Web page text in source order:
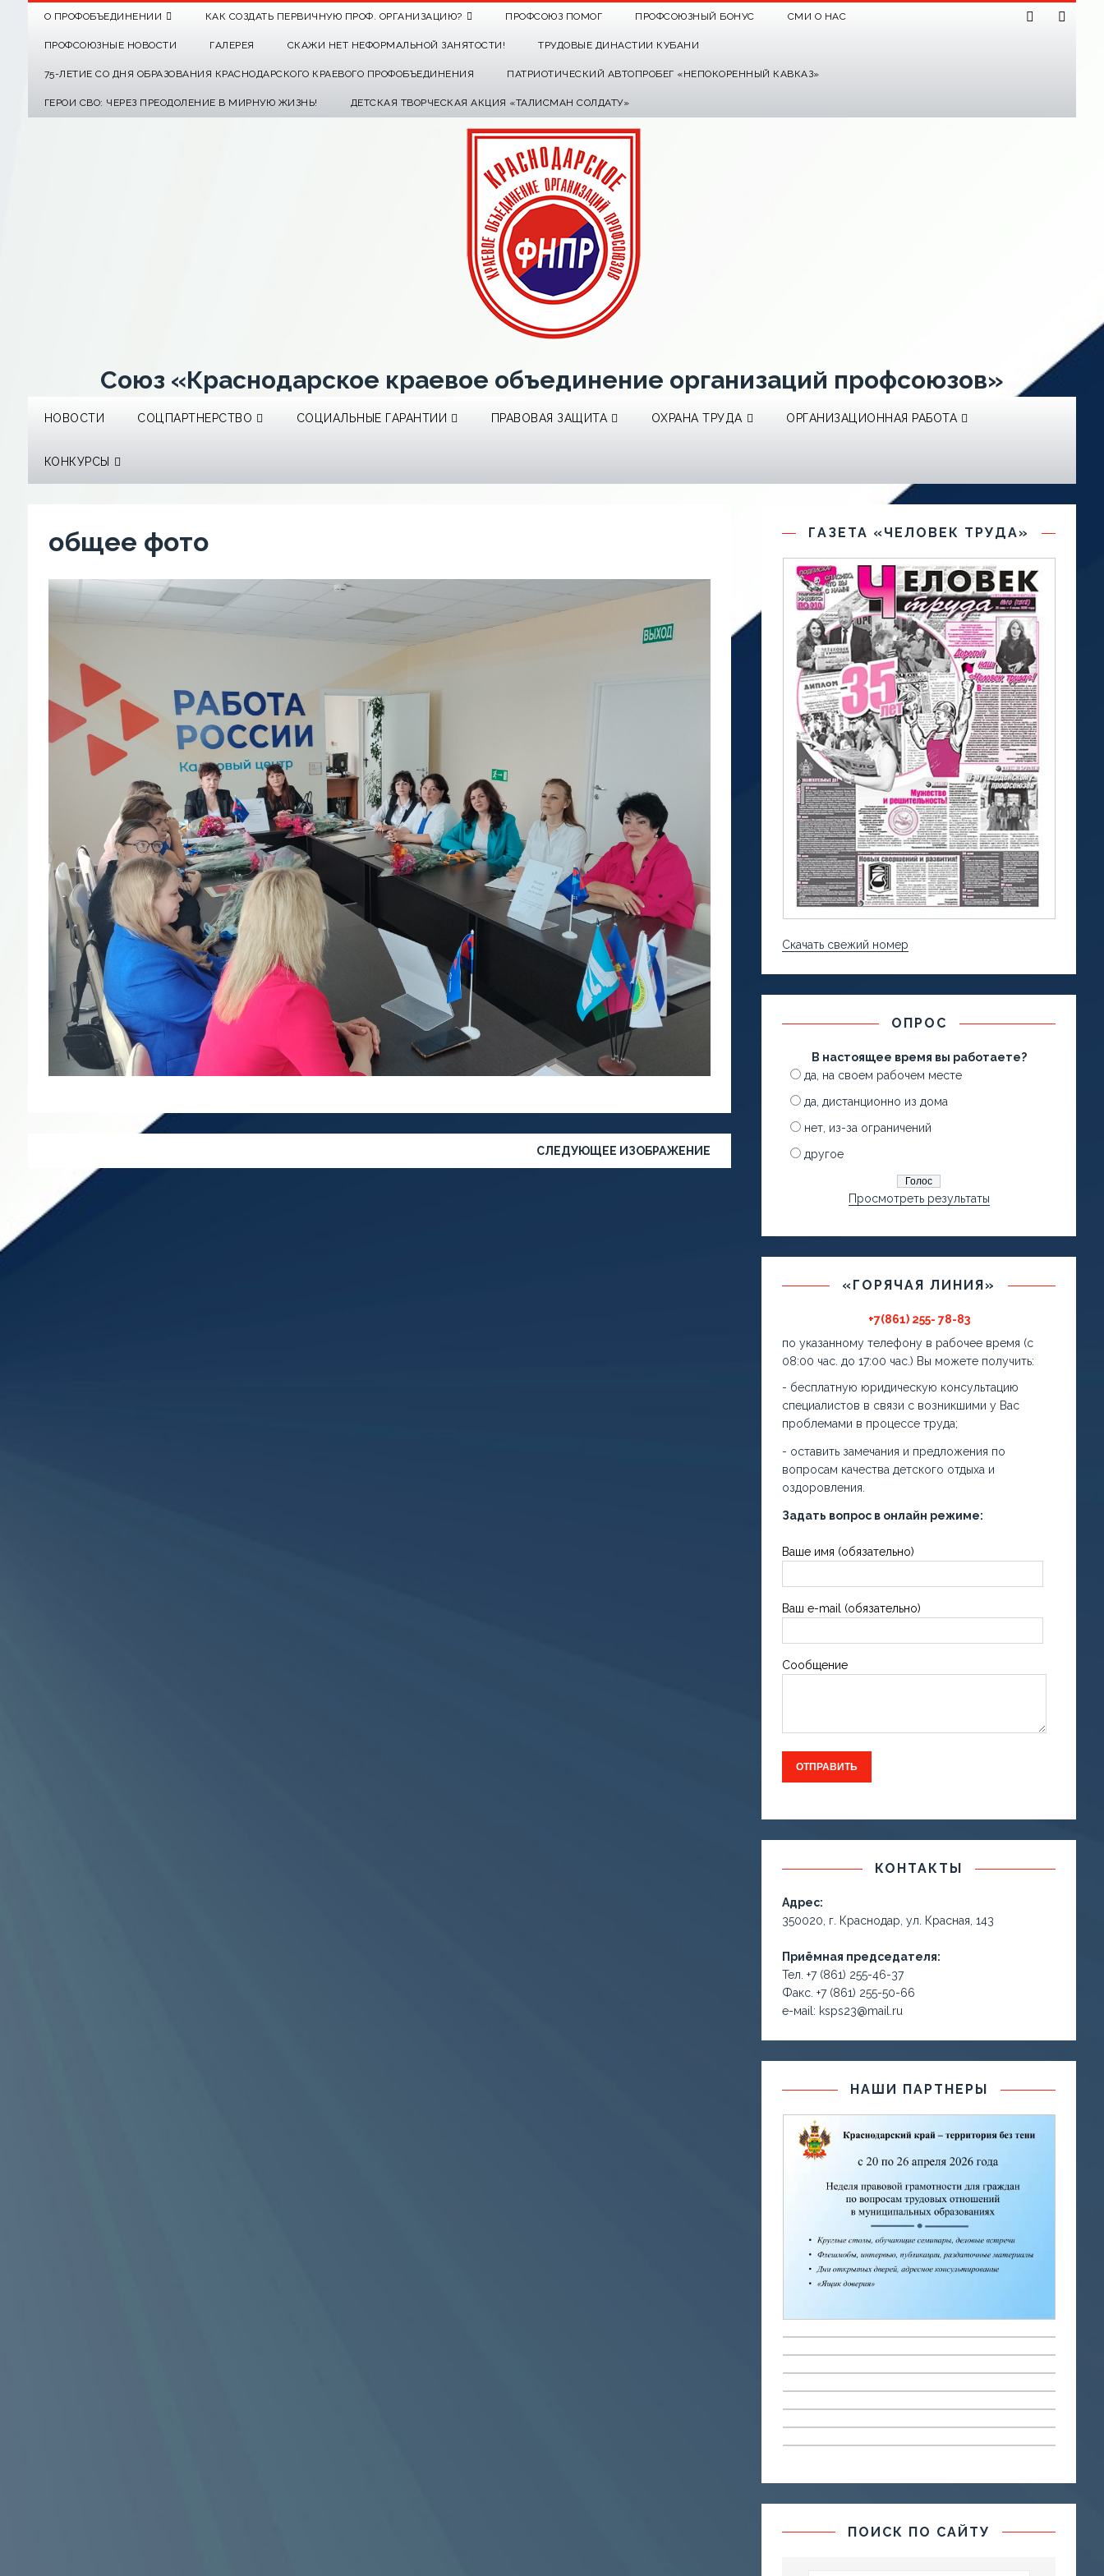
О ПРОФОБЪЕДИНЕНИИ КАК СОЗДАТЬ ПЕРВИЧНУЮ ПРОФ. ОРГАНИЗАЦИЮ? ПРОФСОЮЗ ПОМОГ ПРОФСОЮЗНЫЙ БОНУС СМИ О НАС
ПРОФСОЮЗНЫЕ НОВОСТИ ГАЛЕРЕЯ СКАЖИ НЕТ НЕФОРМАЛЬНОЙ ЗАНЯТОСТИ! ТРУДОВЫЕ ДИНАСТИИ КУБАНИ
75-ЛЕТИЕ СО ДНЯ ОБРАЗОВАНИЯ КРАСНОДАРСКОГО КРАЕВОГО ПРОФОБЪЕДИНЕНИЯ ПАТРИОТИЧЕСКИЙ АВТОПРОБЕГ «НЕПОКОРЕННЫЙ КАВКАЗ»
ГЕРОИ СВО: ЧЕРЕЗ ПРЕОДОЛЕНИЕ В МИРНУЮ ЖИЗНЬ! ДЕТСКАЯ ТВОРЧЕСКАЯ АКЦИЯ «ТАЛИСМАН СОЛДАТУ»
Союз «Краснодарское краевое объединение организаций профсоюзов»
НОВОСТИ СОЦПАРТНЕРСТВО СОЦИАЛЬНЫЕ ГАРАНТИИ ПРАВОВАЯ ЗАЩИТА ОХРАНА ТРУДА ОРГАНИЗАЦИОННАЯ РАБОТА
КОНКУРСЫ
общее фото
СЛЕДУЮЩЕЕ ИЗОБРАЖЕНИЕ
ГАЗЕТА «ЧЕЛОВЕК ТРУДА»
Скачать свежий номер
ОПРОС
В настоящее время вы работаете?
да, на своем рабочем месте
да, дистанционно из дома
нет, из-за ограничений
другое
Просмотреть результаты
«ГОРЯЧАЯ ЛИНИЯ»
+7(861) 255- 78-83
по указанному телефону в рабочее время (с
08:00 час. до 17:00 час.) Вы можете получить:
- бесплатную юридическую консультацию
специалистов в связи с возникшими у Вас
проблемами в процессе труда;
- оставить замечания и предложения по
вопросам качества детского отдыха и
оздоровления.
Задать вопрос в онлайн режиме:
Ваше имя (обязательно)
Ваш e-mail (обязательно)
Сообщение
КОНТАКТЫ
Адрес:
350020, г. Краснодар, ул. Красная, 143
Приёмная председателя:
Тел. +7 (861) 255-46-37
Факс. +7 (861) 255-50-66
е-маil: ksps23@mail.ru
НАШИ ПАРТНЕРЫ
ПОИСК ПО САЙТУ